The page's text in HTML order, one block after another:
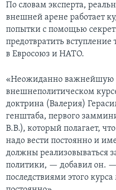
По словам эксперта,
внешней арене работает
попытки с помощью
предотвратить
в Евросоюз и НАТО.
«Неожиданно важнейшую
внешнеполитическом
доктрина (Валерия)
генштаба, первого
В.В.), который полагает,
надо вести постоянно и
должны реализовываться
политики, — добавил он. —
последствиями этого